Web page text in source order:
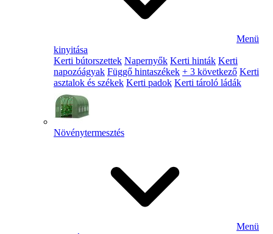
Menü
kinyitása
Kerti bútorszettek Napernyők Kerti hinták Kerti
napozóágyak Függő hintaszékek + 3 következő Kerti
asztalok és székek Kerti padok Kerti tároló ládák
Növénytermesztés
Menü